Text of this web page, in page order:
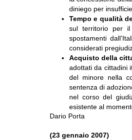
diniego per
Tempo e qualità
sul territorio per il
spostamenti
considerati
Acquisto della
adottati da cittadini
del minore nella
sentenza di
nel corso del
esistente al
Dario Porta
(23 gennaio 2007)